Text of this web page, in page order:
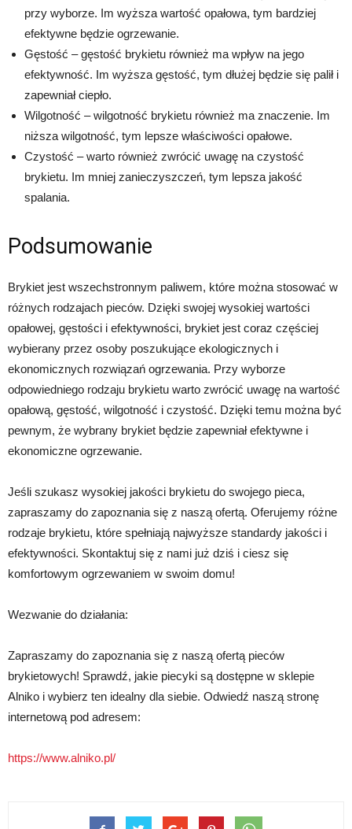
przy wyborze. Im wyższa wartość opałowa, tym bardziej
efektywne będzie ogrzewanie.
Gęstość – gęstość brykietu również ma wpływ na jego
efektywność. Im wyższa gęstość, tym dłużej będzie się palił i
zapewniał ciepło.
Wilgotność – wilgotność brykietu również ma znaczenie. Im
niższa wilgotność, tym lepsze właściwości opałowe.
Czystość – warto również zwrócić uwagę na czystość
brykietu. Im mniej zanieczyszczeń, tym lepsza jakość
spalania.
Podsumowanie
Brykiet jest wszechstronnym paliwem, które można stosować w
różnych rodzajach pieców. Dzięki swojej wysokiej wartości
opałowej, gęstości i efektywności, brykiet jest coraz częściej
wybierany przez osoby poszukujące ekologicznych i
ekonomicznych rozwiązań ogrzewania. Przy wyborze
odpowiedniego rodzaju brykietu warto zwrócić uwagę na wartość
opałową, gęstość, wilgotność i czystość. Dzięki temu można być
pewnym, że wybrany brykiet będzie zapewniał efektywne i
ekonomiczne ogrzewanie.
Jeśli szukasz wysokiej jakości brykietu do swojego pieca,
zapraszamy do zapoznania się z naszą ofertą. Oferujemy różne
rodzaje brykietu, które spełniają najwyższe standardy jakości i
efektywności. Skontaktuj się z nami już dziś i ciesz się
komfortowym ogrzewaniem w swoim domu!
Wezwanie do działania:
Zapraszamy do zapoznania się z naszą ofertą pieców
brykietowych! Sprawdź, jakie piecyki są dostępne w sklepie
Alniko i wybierz ten idealny dla siebie. Odwiedź naszą stronę
internetową pod adresem:
https://www.alniko.pl/